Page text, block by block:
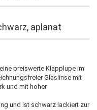
aplanat
preiswerte Klapplupe im
Glaslinse mit
und mit hoher
und ist schwarz lackiert zur